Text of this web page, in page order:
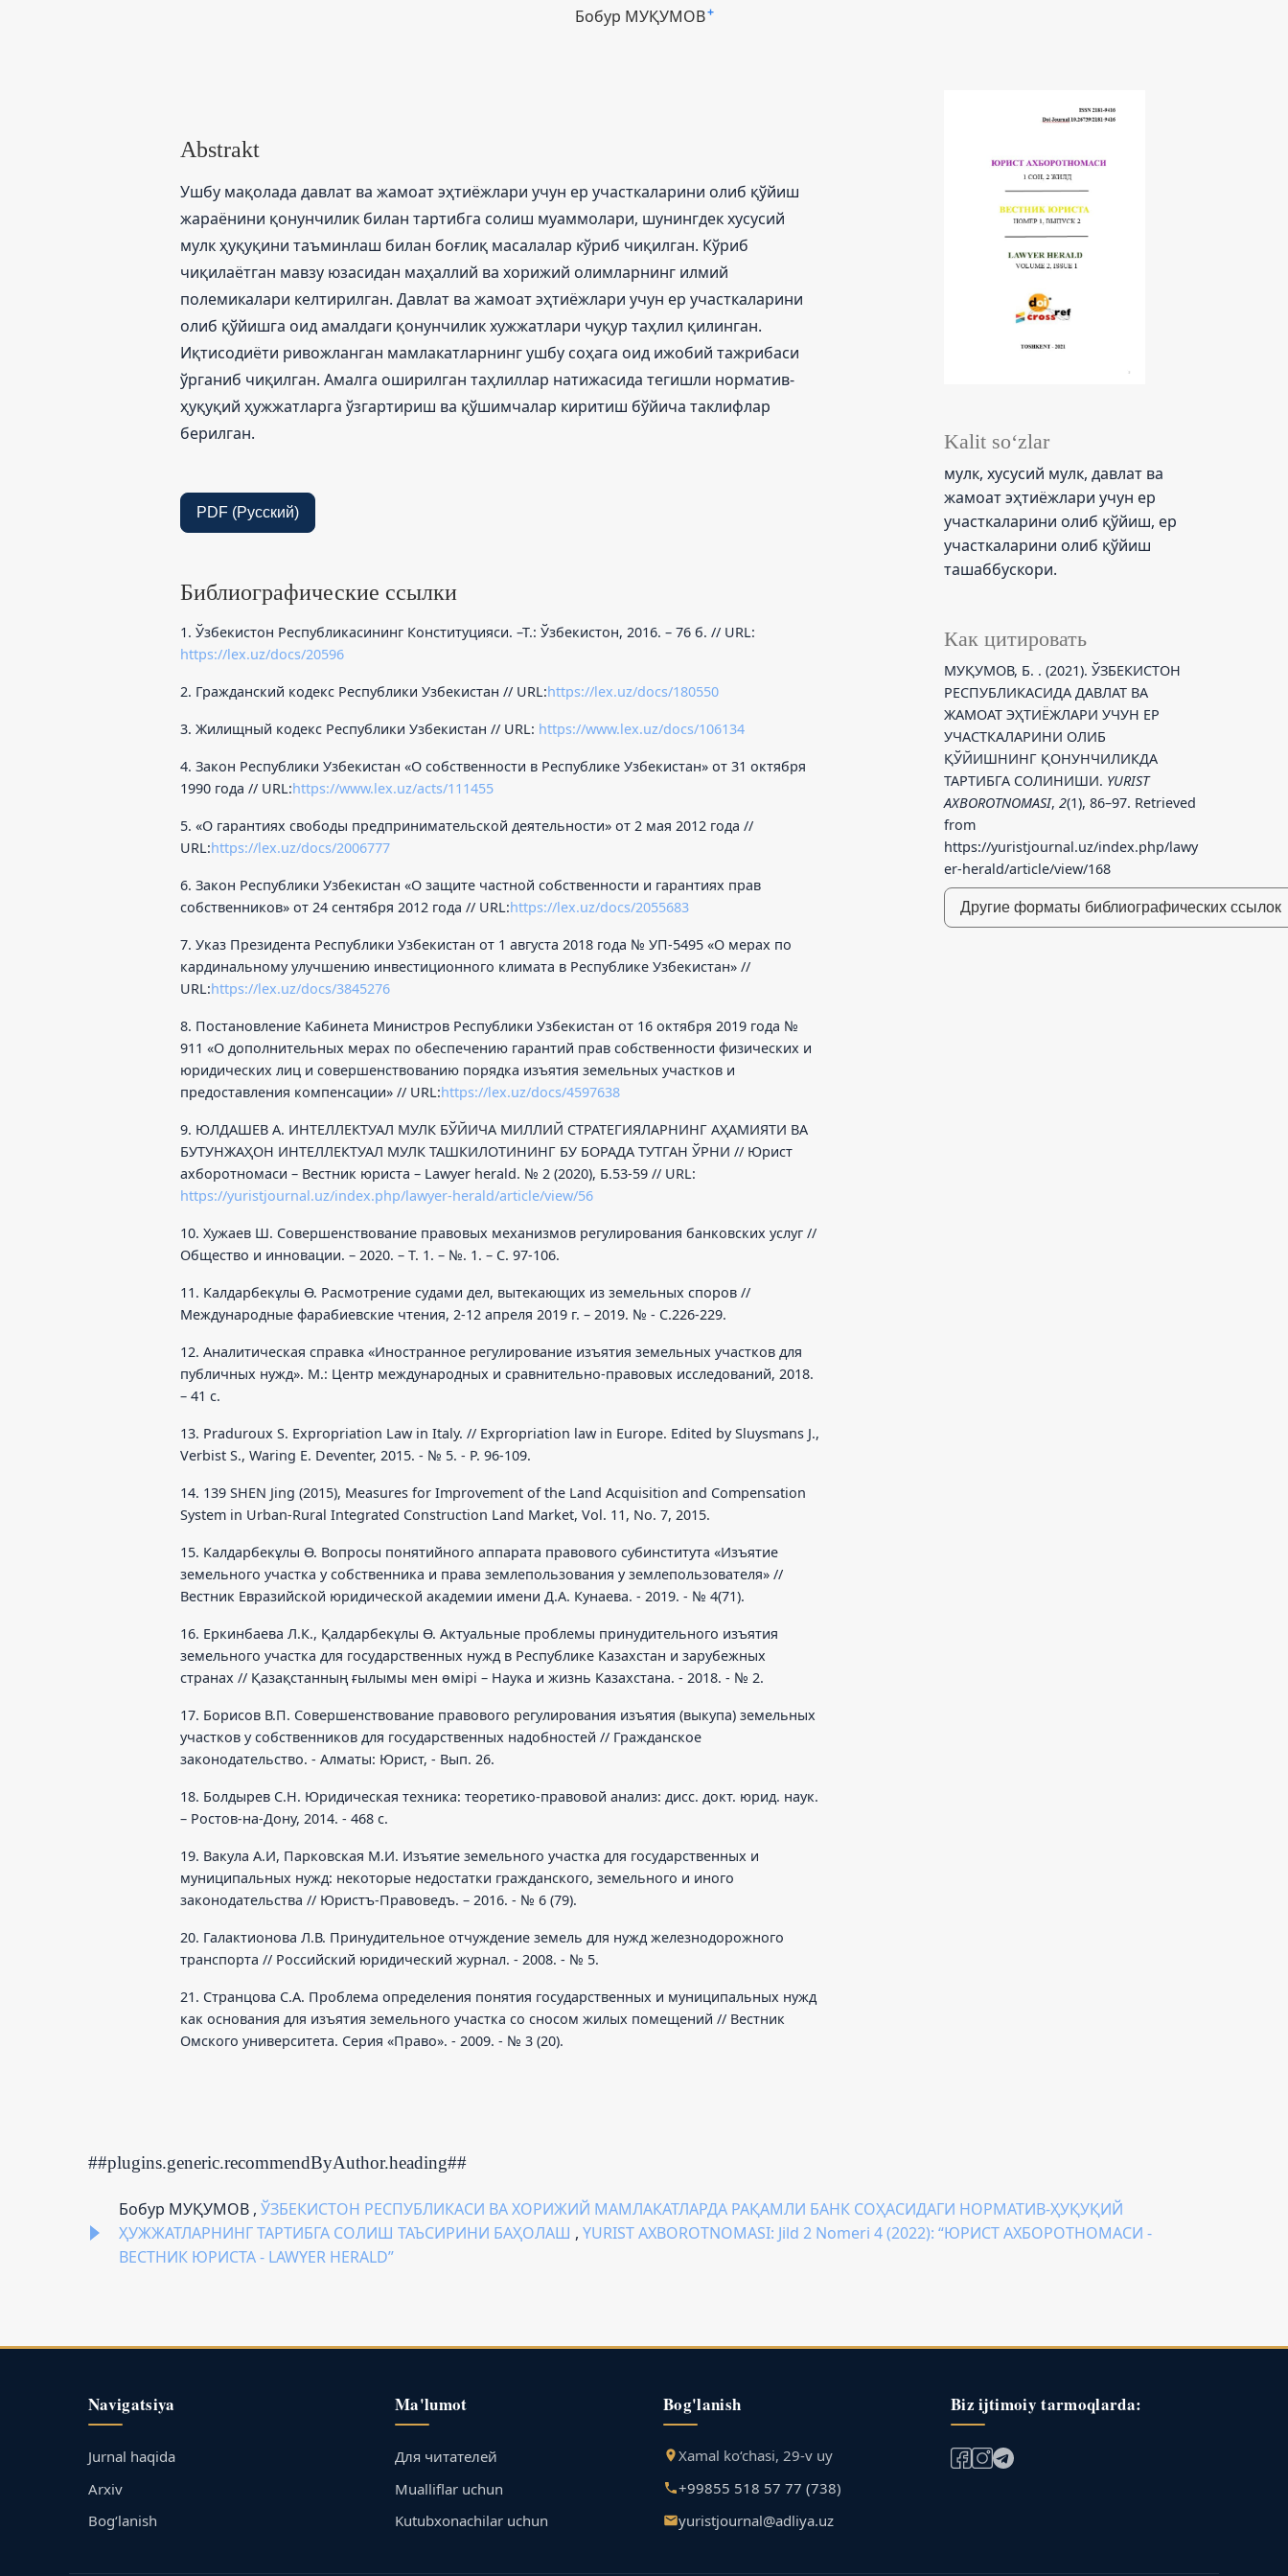
Бобур МУҚУМОВ+
Kalit so‘zlar
мулк, хусусий мулк, давлат ва
жамоат эҳтиёжлари учун ер
участкаларини олиб қўйиш, ер
участкаларини олиб қўйиш
ташаббускори.
Как цитировать
МУҚУМОВ, Б. . (2021). ЎЗБЕКИСТОН
РЕСПУБЛИКАСИДА ДАВЛАТ ВА
ЖАМОАТ ЭҲТИЁЖЛАРИ УЧУН ЕР
УЧАСТКАЛАРИНИ ОЛИБ
ҚЎЙИШНИНГ ҚОНУНЧИЛИКДА
ТАРТИБГА СОЛИНИШИ. YURIST
AXBOROTNOMASI, 2(1), 86–97. Retrieved
from
https://yuristjournal.uz/index.php/lawy
er-herald/article/view/168
Другие форматы библиографических ссылок
Abstrakt
Ушбу мақолада давлат ва жамоат эҳтиёжлари учун ер участкаларини олиб қўйиш
жараёнини қонунчилик билан тартибга солиш муаммолари, шунингдек хусусий
мулк ҳуқуқини таъминлаш билан боғлиқ масалалар кўриб чиқилган. Кўриб
чиқилаётган мавзу юзасидан маҳаллий ва хорижий олимларнинг илмий
полемикалари келтирилган. Давлат ва жамоат эҳтиёжлари учун ер участкаларини
олиб қўйишга оид амалдаги қонунчилик хужжатлари чуқур таҳлил қилинган.
Иқтисодиёти ривожланган мамлакатларнинг ушбу соҳага оид ижобий тажрибаси
ўрганиб чиқилган. Амалга оширилган таҳлиллар натижасида тегишли норматив-
ҳуқуқий ҳужжатларга ўзгартириш ва қўшимчалар киритиш бўйича таклифлар
берилган.
PDF (Русский)
Библиографические ссылки
1. Ўзбекистон Республикасининг Конституцияси. –Т.: Ўзбекистон, 2016. – 76 б. // URL:
https://lex.uz/docs/20596
2. Гражданский кодекс Республики Узбекистан // URL:https://lex.uz/docs/180550
3. Жилищный кодекс Республики Узбекистан // URL: https://www.lex.uz/docs/106134
4. Закон Республики Узбекистан «О собственности в Республике Узбекистан» от 31 октября
1990 года // URL:https://www.lex.uz/acts/111455
5. «О гарантиях свободы предпринимательской деятельности» от 2 мая 2012 года //
URL:https://lex.uz/docs/2006777
6. Закон Республики Узбекистан «О защите частной собственности и гарантиях прав
собственников» от 24 сентября 2012 года // URL:https://lex.uz/docs/2055683
7. Указ Президента Республики Узбекистан от 1 августа 2018 года № УП-5495 «О мерах по
кардинальному улучшению инвестиционного климата в Республике Узбекистан» //
URL:https://lex.uz/docs/3845276
8. Постановление Кабинета Министров Республики Узбекистан от 16 октября 2019 года №
911 «О дополнительных мерах по обеспечению гарантий прав собственности физических и
юридических лиц и совершенствованию порядка изъятия земельных участков и
предоставления компенсации» // URL:https://lex.uz/docs/4597638
9. ЮЛДАШЕВ А. ИНТЕЛЛЕКТУАЛ МУЛК БЎЙИЧА МИЛЛИЙ СТРАТЕГИЯЛАРНИНГ АҲАМИЯТИ ВА
БУТУНЖАҲОН ИНТЕЛЛЕКТУАЛ МУЛК ТАШКИЛОТИНИНГ БУ БОРАДА ТУТГАН ЎРНИ // Юрист
ахборотномаси – Вестник юриста – Lawyer herald. № 2 (2020), Б.53-59 // URL:
https://yuristjournal.uz/index.php/lawyer-herald/article/view/56
10. Хужаев Ш. Совершенствование правовых механизмов регулирования банковских услуг //
Общество и инновации. – 2020. – Т. 1. – №. 1. – С. 97-106.
11. Калдарбекұлы Ө. Расмотрение судами дел, вытекающих из земельных споров //
Международные фарабиевские чтения, 2-12 апреля 2019 г. – 2019. № - С.226-229.
12. Аналитическая справка «Иностранное регулирование изъятия земельных участков для
публичных нужд». М.: Центр международных и сравнительно-правовых исследований, 2018.
– 41 с.
13. Praduroux S. Expropriation Law in Italy. // Expropriation law in Europe. Edited by Sluysmans J.,
Verbist S., Waring E. Deventer, 2015. - № 5. - Р. 96-109.
14. 139 SHEN Jing (2015), Measures for Improvement of the Land Acquisition and Compensation
System in Urban-Rural Integrated Construction Land Market, Vol. 11, No. 7, 2015.
15. Калдарбекұлы Ө. Вопросы понятийного аппарата правового субинститута «Изъятие
земельного участка у собственника и права землепользования у землепользователя» //
Вестник Евразийской юридической академии имени Д.А. Кунаева. - 2019. - № 4(71).
16. Еркинбаева Л.К., Қалдарбекұлы Ө. Актуальные проблемы принудительного изъятия
земельного участка для государственных нужд в Республике Казахстан и зарубежных
странах // Қазақстанның ғылымы мен өмірі – Наука и жизнь Казахстана. - 2018. - № 2.
17. Борисов В.П. Совершенствование правового регулирования изъятия (выкупа) земельных
участков у собственников для государственных надобностей // Гражданское
законодательство. - Алматы: Юрист, - Вып. 26.
18. Болдырев С.Н. Юридическая техника: теоретико-правовой анализ: дисс. докт. юрид. наук.
– Ростов-на-Дону, 2014. - 468 с.
19. Вакула А.И, Парковская М.И. Изъятие земельного участка для государственных и
муниципальных нужд: некоторые недостатки гражданского, земельного и иного
законодательства // Юристъ-Правоведъ. – 2016. - № 6 (79).
20. Галактионова Л.В. Принудительное отчуждение земель для нужд железнодорожного
транспорта // Российский юридический журнал. - 2008. - № 5.
21. Странцова С.А. Проблема определения понятия государственных и муниципальных нужд
как основания для изъятия земельного участка со сносом жилых помещений // Вестник
Омского университета. Серия «Право». - 2009. - № 3 (20).
##plugins.generic.recommendByAuthor.heading##
Бобур МУҚУМОВ , ЎЗБЕКИСТОН РЕСПУБЛИКАСИ ВА ХОРИЖИЙ МАМЛАКАТЛАРДА РАҚАМЛИ БАНК СОҲАСИДАГИ НОРМАТИВ-ҲУҚУҚИЙ
ҲУЖЖАТЛАРНИНГ ТАРТИБГА СОЛИШ ТАЪСИРИНИ БАҲОЛАШ , YURIST AXBOROTNOMASI: Jild 2 Nomeri 4 (2022): “ЮРИСТ АХБОРОТНОМАСИ -
ВЕСТНИК ЮРИСТА - LAWYER HERALD”
Navigatsiya
Jurnal haqida
Arxiv
Bog‘lanish
Ma'lumot
Для читателей
Mualliflar uchun
Kutubxonachilar uchun
Bog'lanish
Xamal ko‘chasi, 29-v uy
+99855 518 57 77 (738)
yuristjournal@adliya.uz
Biz ijtimoiy tarmoqlarda: